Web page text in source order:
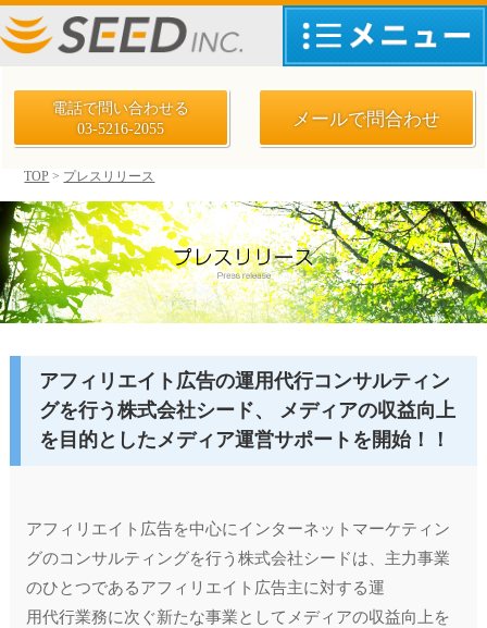
電話で問い合わせる
03-5216-2055
メールで問合わせ
TOP > プレスリリース
アフィリエイト広告の運用代行コンサルティン
グを行う株式会社シード、 メディアの収益向上
を目的としたメディア運営サポートを開始！！
アフィリエイト広告を中心にインターネットマーケティン
グのコンサルティングを行う株式会社シードは、主力事業
のひとつであるアフィリエイト広告主に対する運
用代行業務に次ぐ新たな事業としてメディアの収益向上を